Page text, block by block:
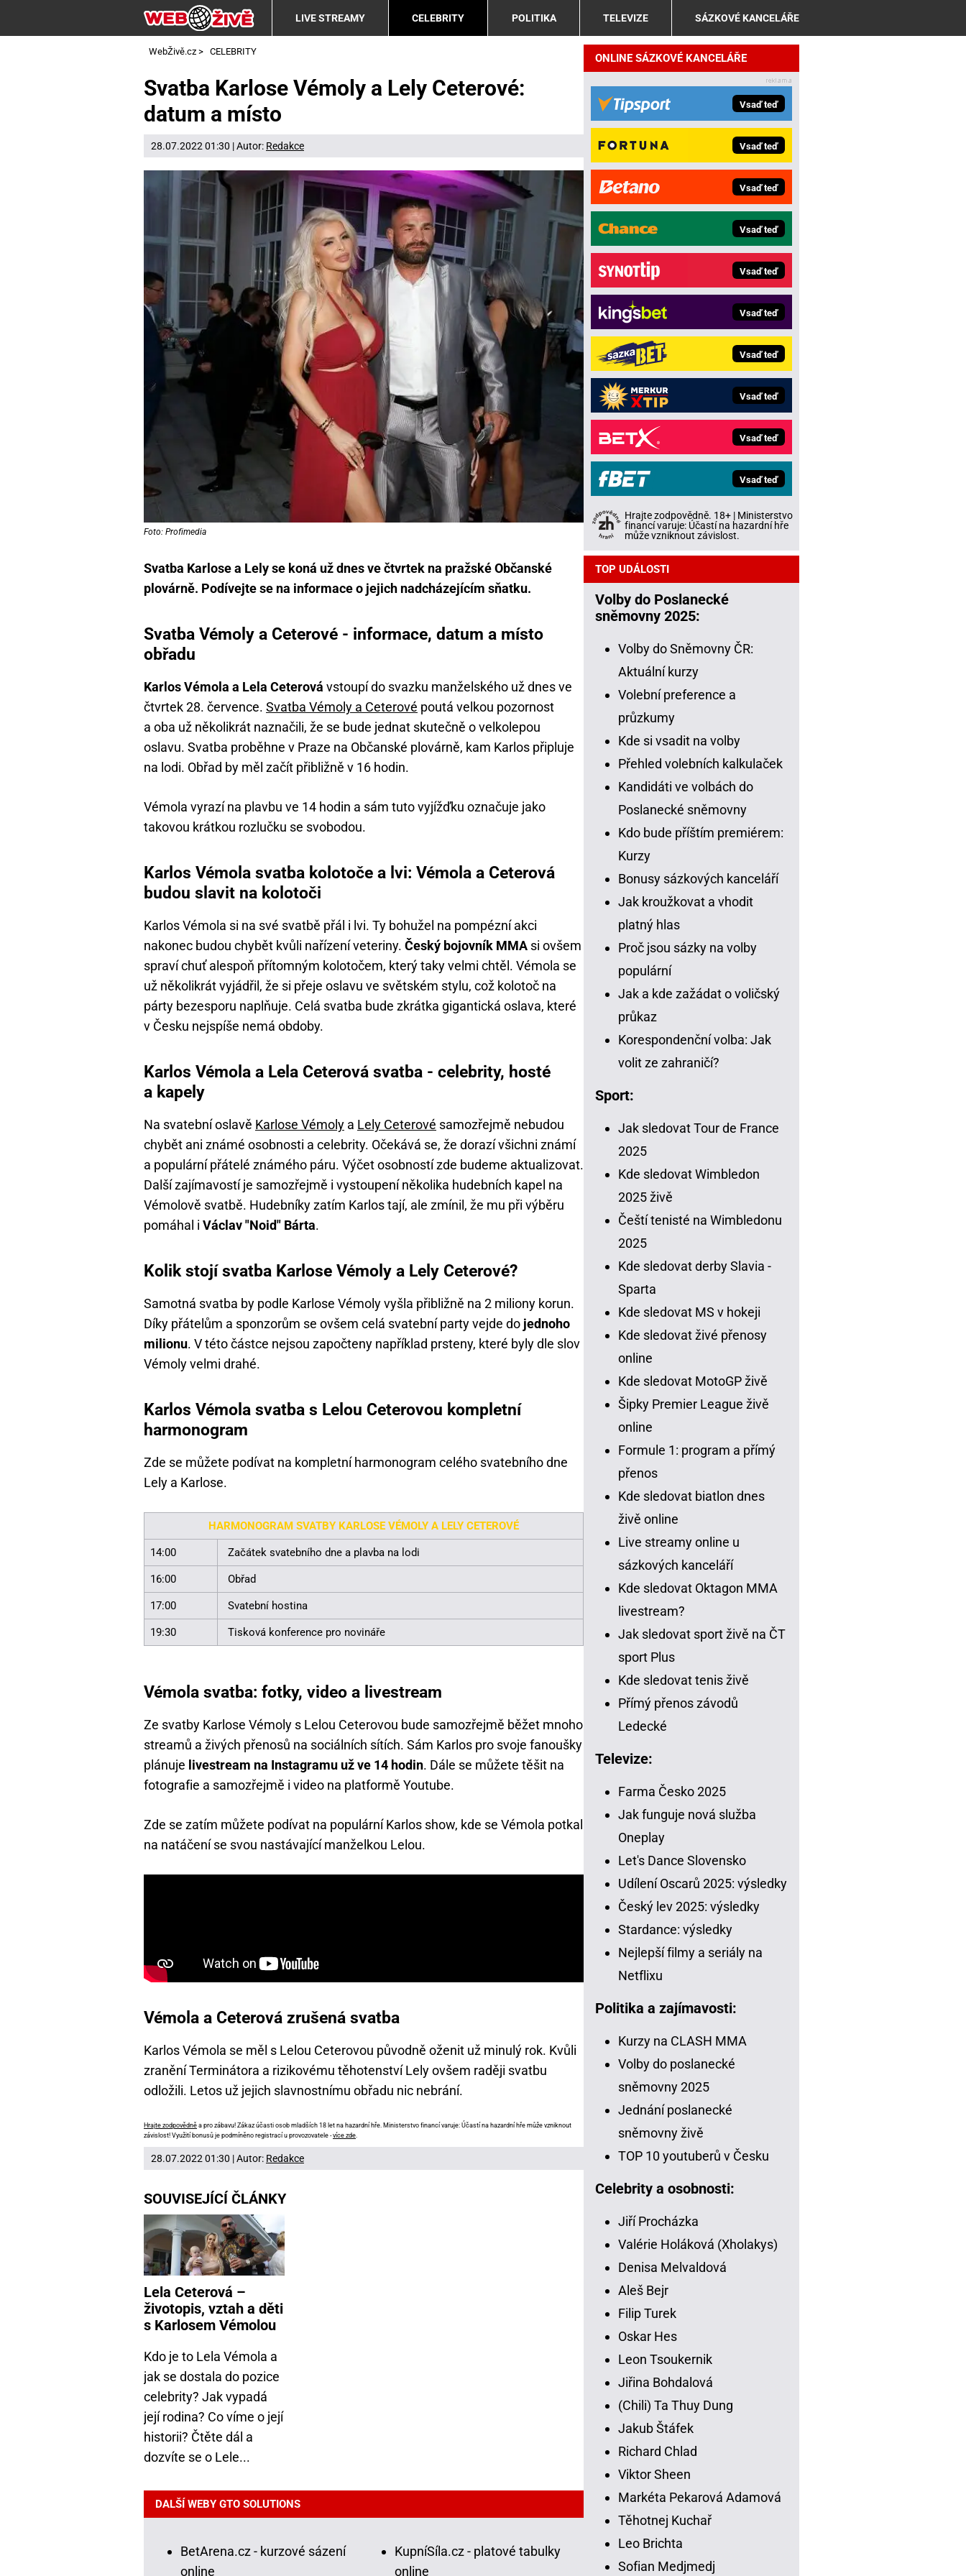
LIVE STREAMY CELEBRITY POLITIKA TELEVIZE SÁZKOVÉ KANCELÁŘE
WebŽivě.cz > CELEBRITY
Svatba Karlose Vémoly a Lely Ceterové:
datum a místo
28.07.2022 01:30 | Autor: Redakce
Foto: Profimedia
Svatba Karlose a Lely se koná už dnes ve čtvrtek na pražské Občanské
plovárně. Podívejte se na informace o jejich nadcházejícím sňatku.
Svatba Vémoly a Ceterové - informace, datum a místo
obřadu
Karlos Vémola a Lela Ceterová vstoupí do svazku manželského už dnes ve
čtvrtek 28. července. Svatba Vémoly a Ceterové poutá velkou pozornost
a oba už několikrát naznačili, že se bude jednat skutečně o velkolepou
oslavu. Svatba proběhne v Praze na Občanské plovárně, kam Karlos připluje
na lodi. Obřad by měl začít přibližně v 16 hodin.
Vémola vyrazí na plavbu ve 14 hodin a sám tuto vyjížďku označuje jako
takovou krátkou rozlučku se svobodou.
Karlos Vémola svatba kolotoče a lvi: Vémola a Ceterová
budou slavit na kolotoči
Karlos Vémola si na své svatbě přál i lvi. Ty bohužel na pompézní akci
nakonec budou chybět kvůli nařízení veteriny. Český bojovník MMA si ovšem
spraví chuť alespoň přítomným kolotočem, který taky velmi chtěl. Vémola se
už několikrát vyjádřil, že si přeje oslavu ve světském stylu, což kolotoč na
párty bezesporu naplňuje. Celá svatba bude zkrátka gigantická oslava, které
v Česku nejspíše nemá obdoby.
Karlos Vémola a Lela Ceterová svatba - celebrity, hosté
a kapely
Na svatební oslavě Karlose Vémoly a Lely Ceterové samozřejmě nebudou
chybět ani známé osobnosti a celebrity. Očekává se, že dorazí všichni známí
a populární přátelé známého páru. Výčet osobností zde budeme aktualizovat.
Další zajímavostí je samozřejmě i vystoupení několika hudebních kapel na
Vémolově svatbě. Hudebníky zatím Karlos tají, ale zmínil, že mu při výběru
pomáhal i Václav "Noid" Bárta.
Kolik stojí svatba Karlose Vémoly a Lely Ceterové?
Samotná svatba by podle Karlose Vémoly vyšla přibližně na 2 miliony korun.
Díky přátelům a sponzorům se ovšem celá svatební party vejde do jednoho
milionu. V této částce nejsou započteny například prsteny, které byly dle slov
Vémoly velmi drahé.
Karlos Vémola svatba s Lelou Ceterovou kompletní
harmonogram
Zde se můžete podívat na kompletní harmonogram celého svatebního dne
Lely a Karlose.
HARMONOGRAM SVATBY KARLOSE VÉMOLY A LELY CETEROVÉ
14:00 Začátek svatebního dne a plavba na lodi
16:00 Obřad
17:00 Svatební hostina
19:30 Tisková konference pro novináře
Vémola svatba: fotky, video a livestream
Ze svatby Karlose Vémoly s Lelou Ceterovou bude samozřejmě běžet mnoho
streamů a živých přenosů na sociálních sítích. Sám Karlos pro svoje fanoušky
plánuje livestream na Instagramu už ve 14 hodin. Dále se můžete těšit na
fotografie a samozřejmě i video na platformě Youtube.
Zde se zatím můžete podívat na populární Karlos show, kde se Vémola potkal
na natáčení se svou nastávající manželkou Lelou.
Vémola a Ceterová zrušená svatba
Karlos Vémola se měl s Lelou Ceterovou původně oženit už minulý rok. Kvůli
zranění Terminátora a rizikovému těhotenství Lely ovšem raději svatbu
odložili. Letos už jejich slavnostnímu obřadu nic nebrání.
Hrajte zodpovědně a pro zábavu! Zákaz účasti osob mladších 18 let na hazardní hře. Ministerstvo financí varuje: Účastí na hazardní hře může vzniknout
závislost! Využití bonusů je podmíněno registrací u provozovatele -více zde
28.07.2022 01:30 | Autor: Redakce
SOUVISEJÍCÍ ČLÁNKY
Lela Ceterová –
životopis, vztah a děti
s Karlosem Vémolou
Kdo je to Lela Vémola a
jak se dostala do pozice
celebrity? Jak vypadá
její rodina? Co víme o její
historii? Čtěte dál a
dozvíte se o Lele...
DALŠÍ WEBY GTO SOLUTIONS
BetArena.cz - kurzové sázení
online
KupníSíla.cz - platové tabulky
online
ONLINE SÁZKOVÉ KANCELÁŘE
Vsaď teď
Vsaď teď
Vsaď teď
Vsaď teď
Vsaď teď
Vsaď teď
Vsaď teď
Vsaď teď
Vsaď teď
Vsaď teď
Hrajte zodpovědně. 18+ | Ministerstvo
financí varuje: Účastí na hazardní hře
může vzniknout závislost.
TOP UDÁLOSTI
Volby do Poslanecké
sněmovny 2025:
Volby do Sněmovny ČR:
Aktuální kurzy
Volební preference a
průzkumy
Kde si vsadit na volby
Přehled volebních kalkulaček
Kandidáti ve volbách do
Poslanecké sněmovny
Kdo bude příštím premiérem:
Kurzy
Bonusy sázkových kanceláří
Jak kroužkovat a vhodit
platný hlas
Proč jsou sázky na volby
populární
Jak a kde zažádat o voličský
průkaz
Korespondenční volba: Jak
volit ze zahraničí?
Sport:
Jak sledovat Tour de France
2025
Kde sledovat Wimbledon
2025 živě
Čeští tenisté na Wimbledonu
2025
Kde sledovat derby Slavia -
Sparta
Kde sledovat MS v hokeji
Kde sledovat živé přenosy
online
Kde sledovat MotoGP živě
Šipky Premier League živě
online
Formule 1: program a přímý
přenos
Kde sledovat biatlon dnes
živě online
Live streamy online u
sázkových kanceláří
Kde sledovat Oktagon MMA
livestream?
Jak sledovat sport živě na ČT
sport Plus
Kde sledovat tenis živě
Přímý přenos závodů
Ledecké
Televize:
Farma Česko 2025
Jak funguje nová služba
Oneplay
Let's Dance Slovensko
Udílení Oscarů 2025: výsledky
Český lev 2025: výsledky
Stardance: výsledky
Nejlepší filmy a seriály na
Netflixu
Politika a zajímavosti:
Kurzy na CLASH MMA
Volby do poslanecké
sněmovny 2025
Jednání poslanecké
sněmovny živě
TOP 10 youtuberů v Česku
Celebrity a osobnosti:
Jiří Procházka
Valérie Holáková (Xholakys)
Denisa Melvaldová
Aleš Bejr
Filip Turek
Oskar Hes
Leon Tsoukernik
Jiřina Bohdalová
(Chili) Ta Thuy Dung
Jakub Štáfek
Richard Chlad
Viktor Sheen
Markéta Pekarová Adamová
Těhotnej Kuchař
Leo Brichta
Sofian Medjmedj